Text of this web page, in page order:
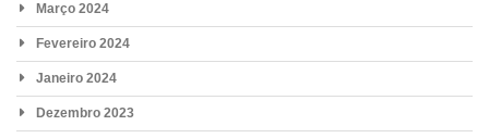
Março 2024
Fevereiro 2024
Janeiro 2024
Dezembro 2023